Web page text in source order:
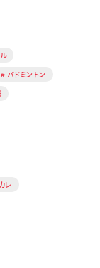
バドミントン
レ